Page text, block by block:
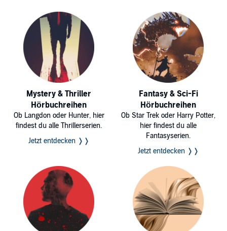
Mystery & Thriller
Hörbuchreihen
Ob Langdon oder Hunter, hier
findest du alle Thrillerserien.
Jetzt entdecken ❭❭
Fantasy & Sci-Fi
Hörbuchreihen
Ob Star Trek oder Harry Potter,
hier findest du alle
Fantasyserien.
Jetzt entdecken ❭❭